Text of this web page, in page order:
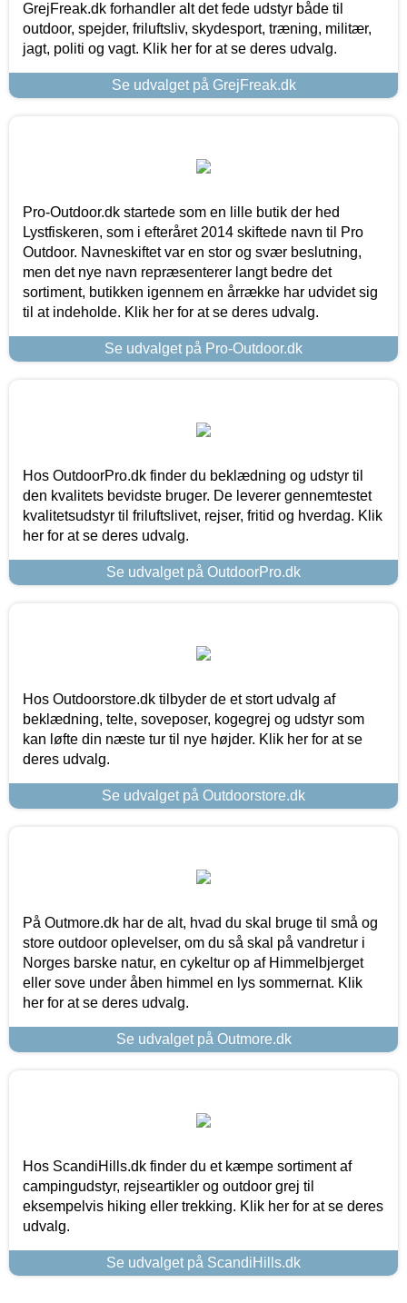
GrejFreak.dk forhandler alt det fede udstyr både til
outdoor, spejder, friluftsliv, skydesport, træning, militær,
jagt, politi og vagt. Klik her for at se deres udvalg.
Se udvalget på GrejFreak.dk
Pro-Outdoor.dk startede som en lille butik der hed
Lystfiskeren, som i efteråret 2014 skiftede navn til Pro
Outdoor. Navneskiftet var en stor og svær beslutning,
men det nye navn repræsenterer langt bedre det
sortiment, butikken igennem en årrække har udvidet sig
til at indeholde. Klik her for at se deres udvalg.
Se udvalget på Pro-Outdoor.dk
Hos OutdoorPro.dk finder du beklædning og udstyr til
den kvalitets bevidste bruger. De leverer gennemtestet
kvalitetsudstyr til friluftslivet, rejser, fritid og hverdag. Klik
her for at se deres udvalg.
Se udvalget på OutdoorPro.dk
Hos Outdoorstore.dk tilbyder de et stort udvalg af
beklædning, telte, soveposer, kogegrej og udstyr som
kan løfte din næste tur til nye højder. Klik her for at se
deres udvalg.
Se udvalget på Outdoorstore.dk
På Outmore.dk har de alt, hvad du skal bruge til små og
store outdoor oplevelser, om du så skal på vandretur i
Norges barske natur, en cykeltur op af Himmelbjerget
eller sove under åben himmel en lys sommernat. Klik
her for at se deres udvalg.
Se udvalget på Outmore.dk
Hos ScandiHills.dk finder du et kæmpe sortiment af
campingudstyr, rejseartikler og outdoor grej til
eksempelvis hiking eller trekking. Klik her for at se deres
udvalg.
Se udvalget på ScandiHills.dk